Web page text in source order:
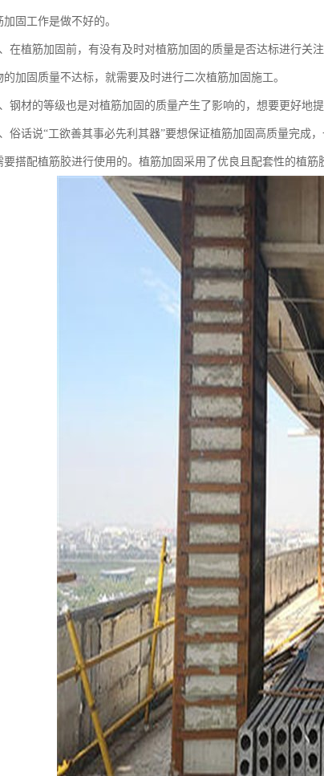
加固工作是做不好的。
在植筋加固前，有没有及时对植筋加固的质量是否达标进行关
的加固质量不达标，就需要及时进行二次植筋加固施工。
钢材的等级也是对植筋加固的质量产生了影响的，想要更好地
俗话说“工欲善其事必先利其器”要想保证植筋加固高质量完成
要搭配植筋胶进行使用的。植筋加固采用了优良且配套性的植筋